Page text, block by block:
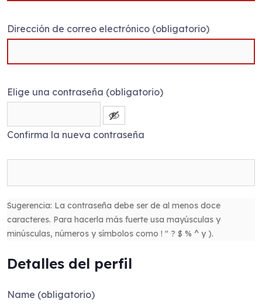
Dirección de correo electrónico (obligatorio)
Elige una contraseña (obligatorio)
Confirma la nueva contraseña
Sugerencia: La contraseña debe ser de al menos doce
caracteres. Para hacerla más fuerte usa mayúsculas y
minúsculas, números y símbolos como ! " ? $ % ^ y ).
Detalles del perfil
Name (obligatorio)